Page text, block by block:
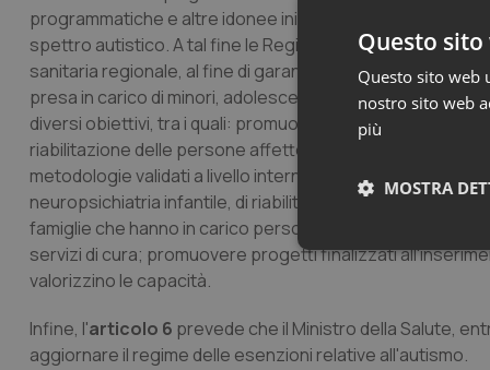
programmatiche e altre idonee iniziative dirette alla
spettro autistico. A tal fine le Regioni dovranno istituire
sanitaria regionale, al fine di garantire la diagnosi
presa in carico di minori, adolescenti e adulti con
diversi obiettivi, tra i quali: promuovere la realizzazione
riabilitazione delle persone affette da disturbi dello
metodologie validati a livello internazionale, nel rispetto
neuropsichiatria infantile, di riabilitazione funzionale e di
famiglie che hanno in carico persone affette da autismo,
servizi di cura; promuovere progetti finalizzati
valorizzino le capacità.
Infine, l'articolo 6 prevede che il Ministro della Salute,
aggiornare il regime delle esenzioni relative all'autismo.
Questo
Questo sito web
nostro sito web
più
MOSTRA